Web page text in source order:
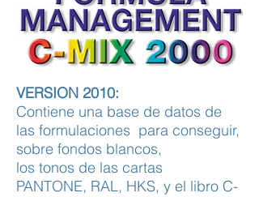
VERSION 2010:
Contiene una base de datos de
las formulaciones para conseguir,
sobre fondos blancos,
los tonos de las cartas
PANTONE, RAL, HKS, y el libro C-